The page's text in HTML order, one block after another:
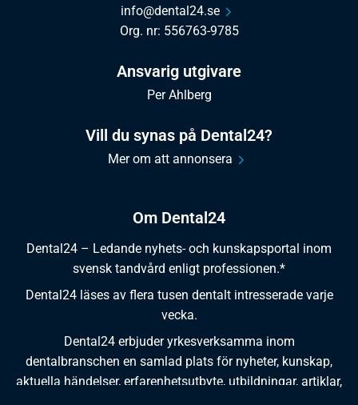
Om Dental24
Dental24 – Ledande nyhets- och kunskapsportal inom
svensk tandvård enligt professionen.*
Dental24 läses av flera tusen dentalt intresserade varje
vecka.
Dental24 erbjuder yrkesverksamma inom
dentalbranschen en samlad plats för nyheter, kunskap,
aktuella händelser, erfarenhetsutbyte, utbildningar, artiklar,
info@dental24.se
Org. nr: 556763-9785
Ansvarig utgivare
Per Ahlberg
Vill du synas på Dental24?
Mer om att annonsera